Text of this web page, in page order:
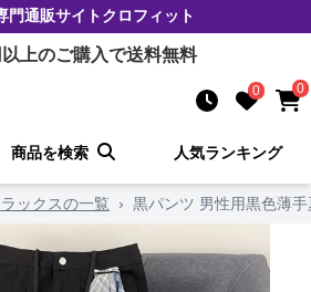
門通販サイトクロフィット
上のご購入で送料無料
0 0
商品を検索 人気ランキング
ラックスの一覧 › 黒パンツ 男性用黒色薄